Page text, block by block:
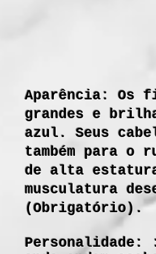
Aparência: Os
grandes e
azul. Seus
também para o
de alta
musculatura
(Obrigatório).
Personalidade: